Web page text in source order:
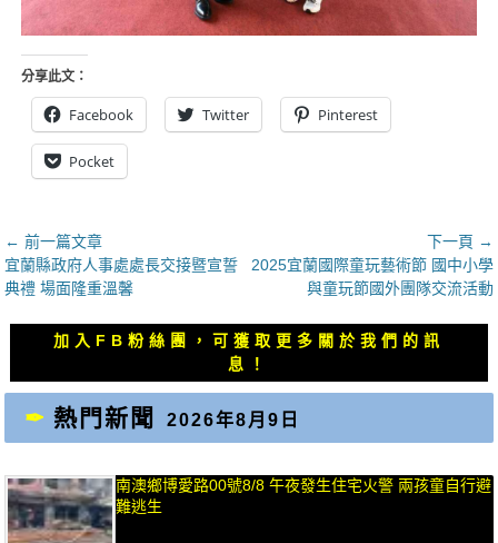
分享此文：
Facebook Twitter Pinterest
Pocket
文
章
導
覽
← 前一篇文章
上
一
宜蘭縣政府人事處處長交接暨宣誓
典禮 場面隆重溫馨
下一頁 →
下
文
章：
2025宜蘭國際童玩藝術節 國中小學
與童玩節國外團隊交流活動
加入FB粉絲團，可獲取更多關於我們的訊
息！
熱門新聞 2026年8月9日
南澳鄉博愛路00號8/8 午夜發生住宅火警 兩孩童自行避
難逃生